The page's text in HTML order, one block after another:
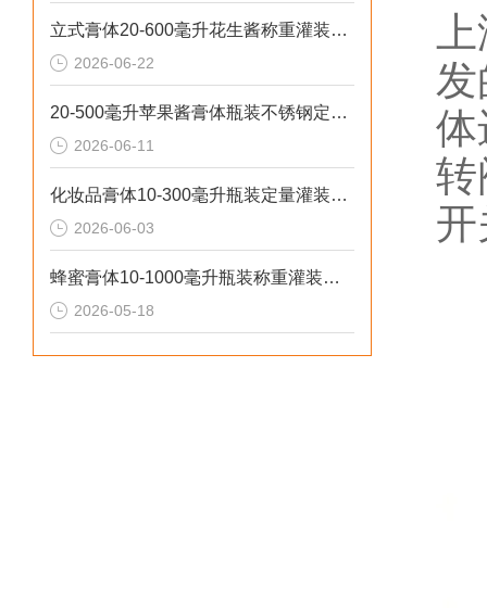
立式膏体20-600毫升花生酱称重灌装机性价比高
2026-06-22
20-500毫升苹果酱膏体瓶装不锈钢定量灌装机设备
2026-06-11
化妆品膏体10-300毫升瓶装定量灌装机操作流程
2026-06-03
蜂蜜膏体10-1000毫升瓶装称重灌装机工作原理
2026-05-18
体
转